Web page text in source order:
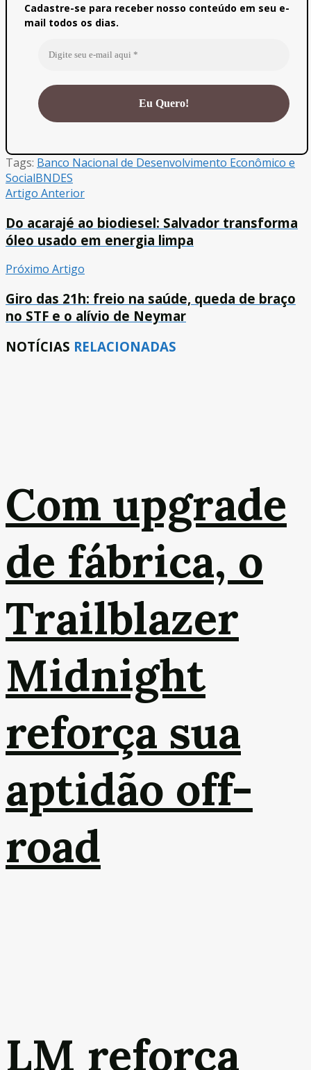
Cadastre-se para receber nosso conteúdo em seu e-
mail todos os dias.
Tags: Banco Nacional de Desenvolvimento Econômico e
SocialBNDES
Artigo Anterior
Do acarajé ao biodiesel: Salvador transforma
óleo usado em energia limpa
Próximo Artigo
Giro das 21h: freio na saúde, queda de braço
no STF e o alívio de Neymar
NOTÍCIAS RELACIONADAS
Com upgrade
de fábrica, o
Trailblazer
Midnight
reforça sua
aptidão off-
road
LM reforça